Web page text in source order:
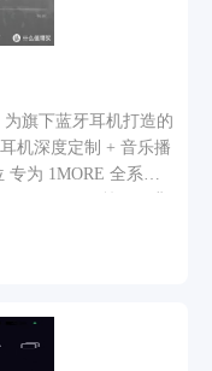
为旗下蓝牙耳机打造的
机深度定制 + 音乐播
专为 1MORE 全系蓝
要功能（2026 最新
& 状态：快速配对、
个性化音效：AI
升级：修复 Bug、